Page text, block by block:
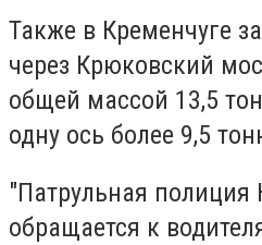
Также в Кременчуге
через Крюковский
общей массой 13,5
одну ось более 9,5
"Патрульная полиция
обращается к